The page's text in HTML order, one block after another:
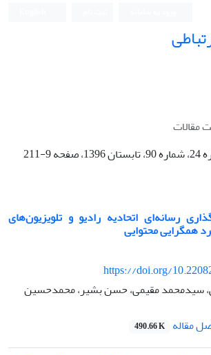
مقالات
صفحه 9-211
رسانه‌ای اتحادیه رادیو و تلویزیون‌های
همگرایی محتوایی
https://doi.org/
سید‌محمد مقیمی، حسن بشیر، محمد‌حسین
مقاله 490.66 K